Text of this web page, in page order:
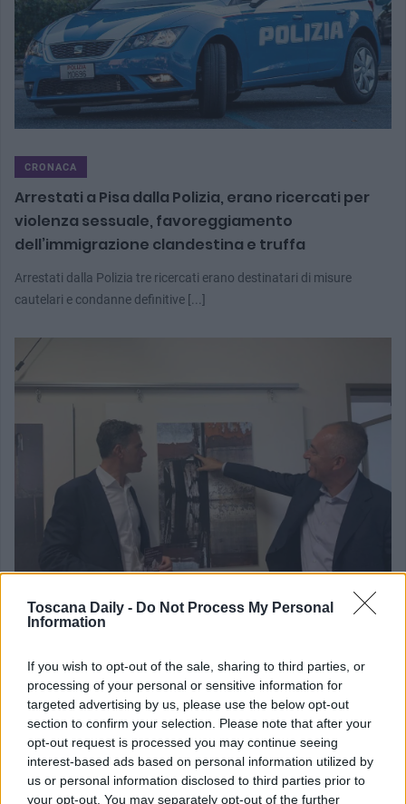
Toscana Daily - Do Not Process My Personal
Information
If you wish to opt-out of the sale, sharing to third parties, or
processing of your personal or sensitive information for
targeted advertising by us, please use the below opt-out
section to confirm your selection. Please note that after your
opt-out request is processed you may continue seeing
interest-based ads based on personal information utilized by
us or personal information disclosed to third parties prior to
your opt-out. You may separately opt-out of the further
CRONACA
Arrestati a Pisa dalla Polizia, erano ricercati per
violenza sessuale, favoreggiamento
dell’immigrazione clandestina e truffa
Arrestati dalla Polizia tre ricercati erano destinatari di misure
cautelari e condanne definitive [...]
LIFE STYLE
Il sindaco di Pisa alla mostra sul Padule del Lago
E’ stato Michele Conti, sindaco di Pisa e rappresentante della
Comunità Parco Migliarino [...]